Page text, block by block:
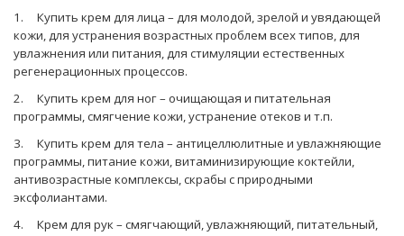
1. Купить крем для лица – для молодой, зрелой и увядающей
кожи, для устранения возрастных проблем всех типов, для
увлажнения или питания, для стимуляции естественных
регенерационных процессов.
2. Купить крем для ног – очищающая и питательная
программы, смягчение кожи, устранение отеков и т.п.
3. Купить крем для тела – антицеллюлитные и увлажняющие
программы, питание кожи, витаминизирующие коктейли,
антивозрастные комплексы, скрабы с природными
эксфолиантами.
4. Крем для рук – смягчающий, увлажняющий, питательный,